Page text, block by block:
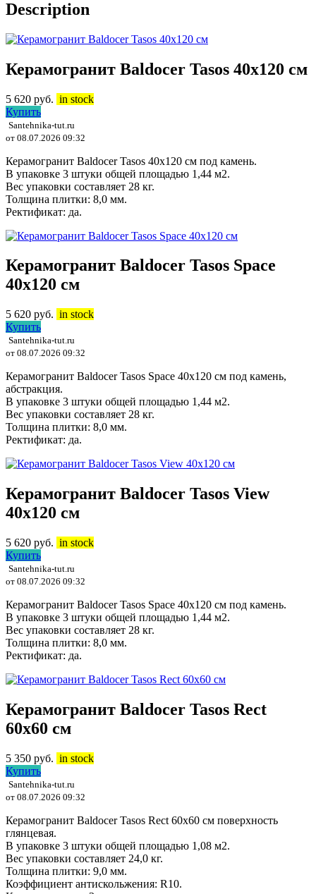
Description
Керамогранит Baldocer Tasos 40х120 см
5 620 руб. in stock
Купить
Santehnika-tut.ru
от 08.07.2026 09:32
Керамогранит Baldocer Tasos 40x120 см под камень.
В упаковке 3 штуки общей площадью 1,44 м2.
Вес упаковки составляет 28 кг.
Толщина плитки: 8,0 мм.
Ректификат: да.
Керамогранит Baldocer Tasos Space
40х120 см
5 620 руб. in stock
Купить
Santehnika-tut.ru
от 08.07.2026 09:32
Керамогранит Baldocer Tasos Space 40x120 см под камень,
абстракция.
В упаковке 3 штуки общей площадью 1,44 м2.
Вес упаковки составляет 28 кг.
Толщина плитки: 8,0 мм.
Ректификат: да.
Керамогранит Baldocer Tasos View
40х120 см
5 620 руб. in stock
Купить
Santehnika-tut.ru
от 08.07.2026 09:32
Керамогранит Baldocer Tasos Space 40x120 см под камень.
В упаковке 3 штуки общей площадью 1,44 м2.
Вес упаковки составляет 28 кг.
Толщина плитки: 8,0 мм.
Ректификат: да.
Керамогранит Baldocer Tasos Rect
60х60 см
5 350 руб. in stock
Купить
Santehnika-tut.ru
от 08.07.2026 09:32
Керамогранит Baldocer Tasos Rect 60х60 см поверхность
глянцевая.
В упаковке 3 штуки общей площадью 1,08 м2.
Вес упаковки составляет 24,0 кг.
Толщина плитки: 9,0 мм.
Коэффициент антискольжения: R10.